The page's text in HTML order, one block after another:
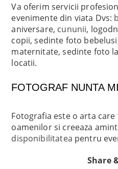
Va oferim servicii
evenimente din viata Dvs:
aniversare, cununii,
copii, sedinte foto
maternitate, sedinte foto
locatii.
FOTOGRAF NUNTA
Fotografia este o arta
oamenilor si creeaza
disponibilitatea pentru
Share